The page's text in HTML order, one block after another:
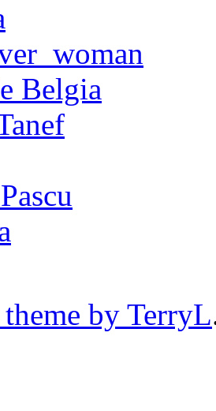
Belgia
by TerryL